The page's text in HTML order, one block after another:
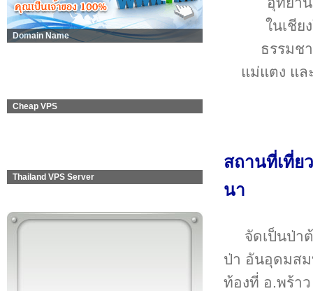
Domain Name
Cheap VPS
Thailand VPS Server
ในเชีย
ธรรมช
แม่แตง แล
สถานที่เที่ย
นา
จัดเป็นป่า
ป่า อันอุดมสม
ท้องที่ อ.พร้า